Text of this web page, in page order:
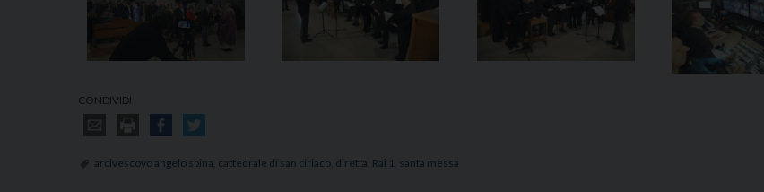
CONDIVIDI
arcivescovo angelo spina cattedrale di san ciriaco diretta Rai 1 santa messa